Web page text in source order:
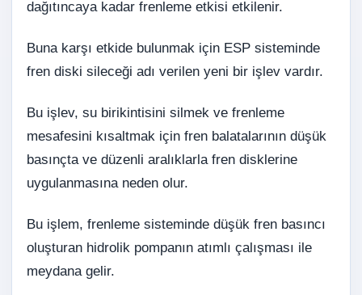
dağıtıncaya kadar frenleme etkisi etkilenir.
Buna karşı etkide bulunmak için ESP sisteminde
fren diski sileceği adı verilen yeni bir işlev vardır.
Bu işlev, su birikintisini silmek ve frenleme
mesafesini kısaltmak için fren balatalarının düşük
basınçta ve düzenli aralıklarla fren disklerine
uygulanmasına neden olur.
Bu işlem, frenleme sisteminde düşük fren basıncı
oluşturan hidrolik pompanın atımlı çalışması ile
meydana gelir.